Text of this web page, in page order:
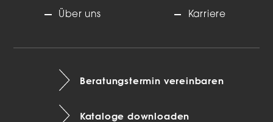
Über uns Karriere
Beratungstermin vereinbaren
Kataloge downloaden